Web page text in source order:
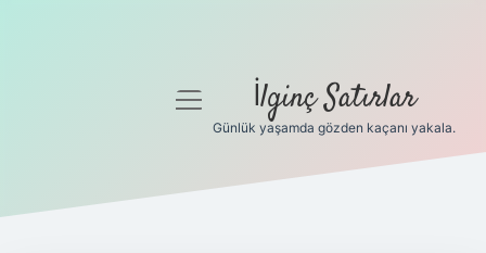
Gizlilik Politikası
menüyü
İlginç Satırlar
Günlük yaşamda gözden kaçanı yakala.